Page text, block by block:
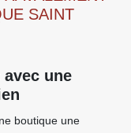
SAINT
une
boutique une